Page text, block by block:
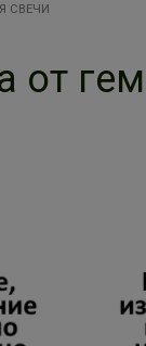
СВЕЧИ
от